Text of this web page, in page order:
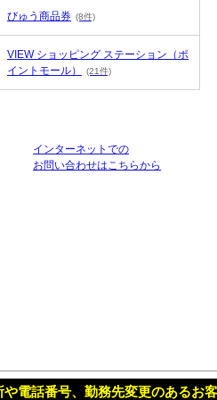
びゅう商品券 (8件)
VIEW ショッピング ステーション（ポ
イントモール）
(21件)
インターネットでの
お問い合わせはこちらから
や電話番号、勤務先変更のあるお客